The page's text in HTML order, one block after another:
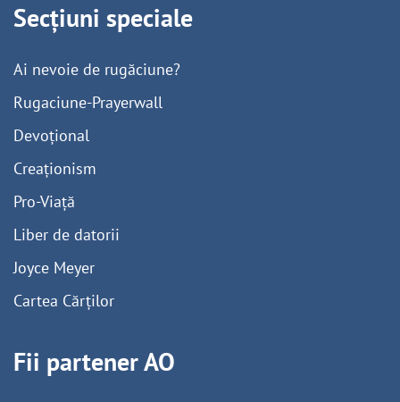
Secțiuni speciale
Ai nevoie de rugăciune?
Rugaciune-Prayerwall
Devoțional
Creaționism
Pro-Viață
Liber de datorii
Joyce Meyer
Cartea Cărților
Fii partener AO